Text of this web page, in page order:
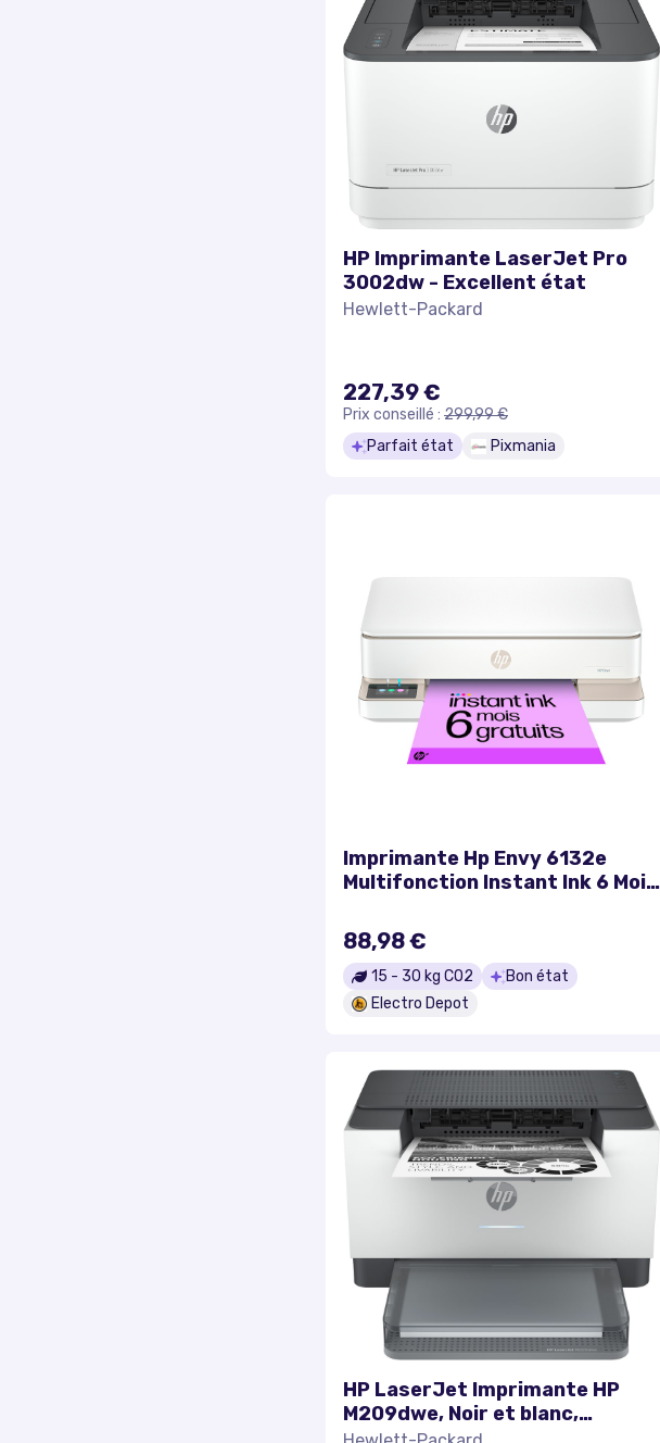
HP Imprimante LaserJet Pro
3002dw - Excellent état
Hewlett-Packard
227,39 €
Prix conseillé : 299,99 €
Parfait état
Pixmania
Imprimante Hp Envy 6132e
Multifonction Instant Ink 6 Mois
88,98 €
15 - 30 kg CO2
Bon état
Electro Depot
HP LaserJet Imprimante HP
M209dwe, Noir et blanc,
Imprimante pour Petit bureau,